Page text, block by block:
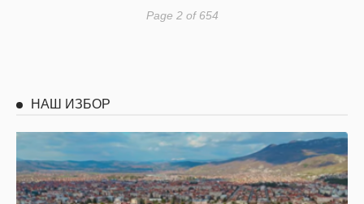
Page 2 of 654
НАШ ИЗБОР